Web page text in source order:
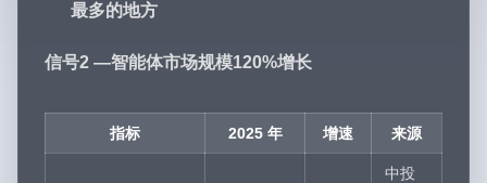
最多的地方
信号2 —智能体市场规模120%增长
指标 2025 年 增速 来源
中投